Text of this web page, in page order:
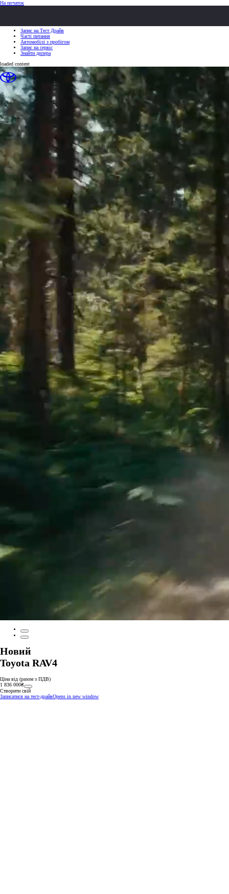
На початок(Натисніть Enter)
Клацніть, щоб закрити
Запис на Тест Драйв
Часті питання
Автомобілі з пробігом
Запис на сервіс
Знайти дилера
loaded content
Новий
Toyota RAV4
Ціна від (разом з ПДВ)
1 836 000₴
Створити свій
Записатися на тест-драйвOpens in new window